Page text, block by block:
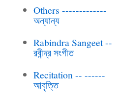
Others -------------
অন্যান্য
Rabindra Sangeet --
রবীন্দ্র সংগীত
Recitation -- ------
আবৃত্তি